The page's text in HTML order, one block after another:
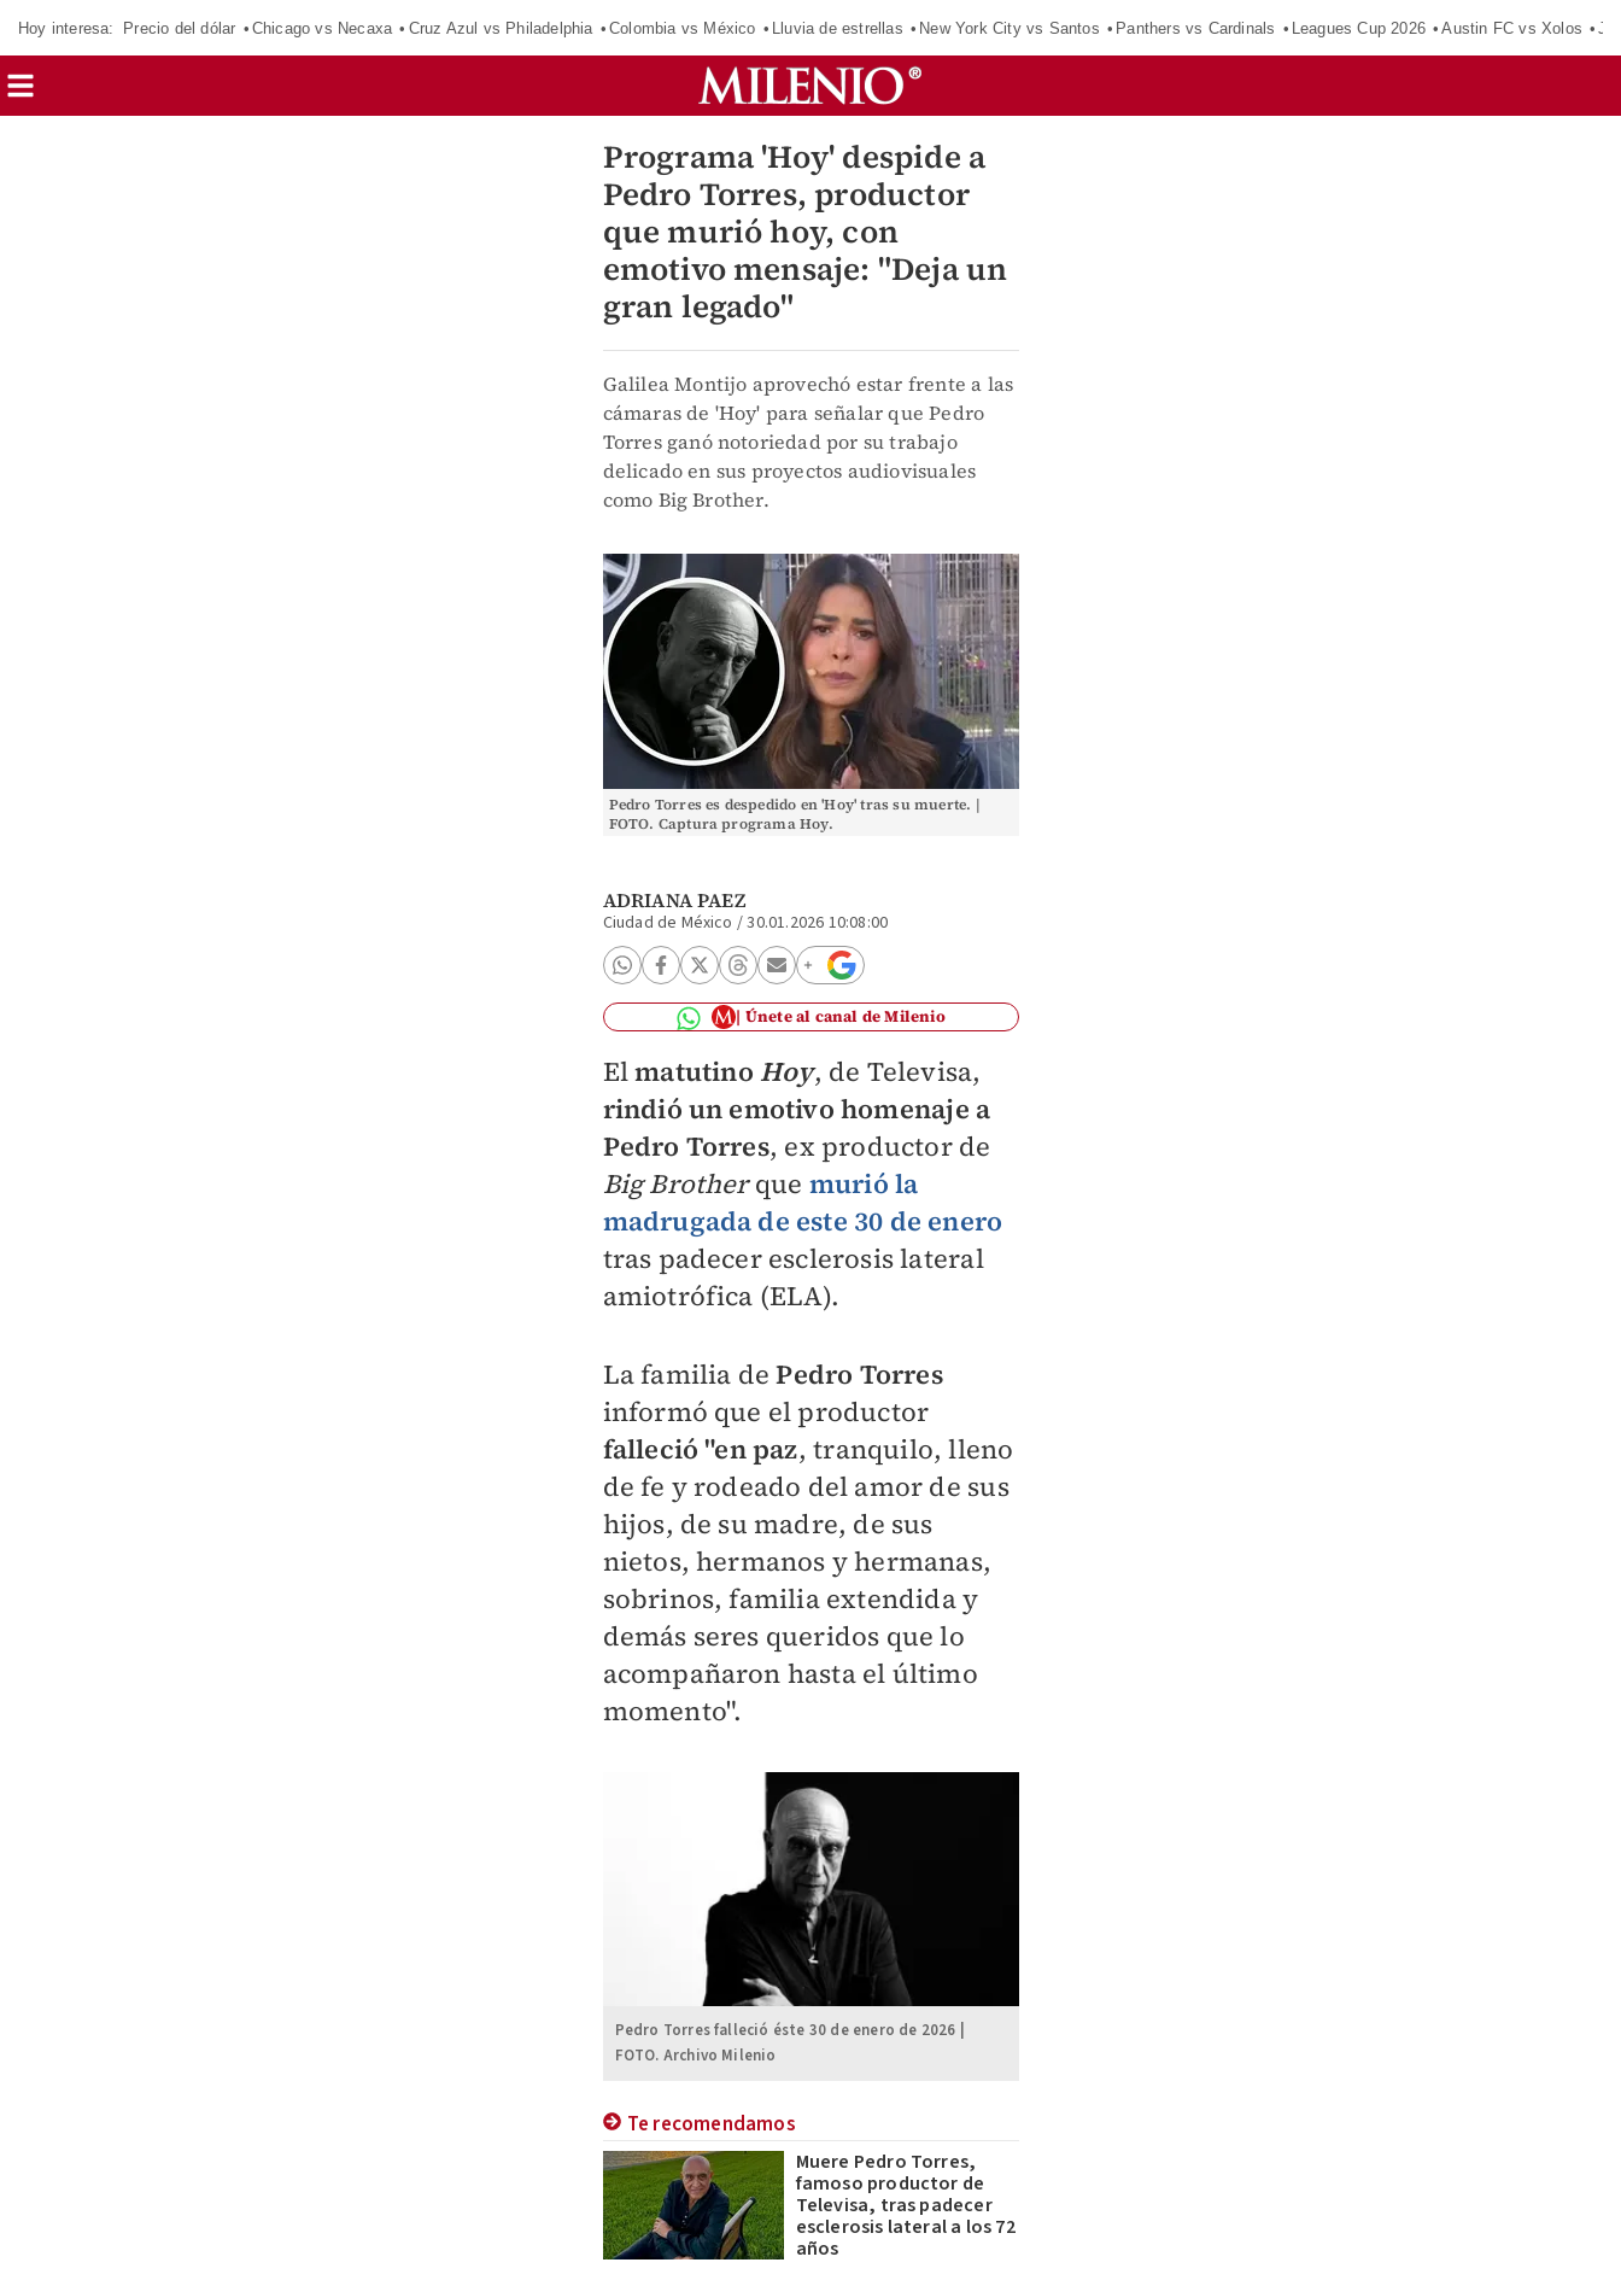
Hoy interesa: Precio del dólar Chicago vs Necaxa Cruz Azul vs Philadelphia Colombia vs México Lluvia de estrellas New York City vs Santos Panthers vs Cardinals Leagues Cup 2026 Austin FC vs Xolos
Programa 'Hoy' despide a
Pedro Torres, productor
que murió hoy, con
emotivo mensaje: "Deja un
gran legado"
Galilea Montijo aprovechó estar frente a las
cámaras de 'Hoy' para señalar que Pedro
Torres ganó notoriedad por su trabajo
delicado en sus proyectos audiovisuales
como Big Brother.
Pedro Torres es despedido en 'Hoy' tras su muerte. |
FOTO. Captura programa Hoy.
ADRIANA PAEZ
Ciudad de México /30.01.2026 10:08:00
Únete al canal de Milenio
Elmatutino Hoy, de Televisa,
rindió un emotivo homenaje a
Pedro Torres, ex productor de
Big Brotherque murió la
madrugada de este 30 de enero
tras padecer esclerosis lateral
amiotrófica (ELA).
La familia dePedro Torres
informó que el productor
falleció "en paz, tranquilo, lleno
de fe y rodeado del amor de sus
hijos, de su madre, de sus
nietos, hermanos y hermanas,
sobrinos, familia extendida y
demás seres queridos que lo
acompañaron hasta el último
momento".
Pedro Torres falleció éste 30 de enero de 2026 |
FOTO. Archivo Milenio
Te recomendamos
Muere Pedro Torres,
famoso productor de
Televisa, tras padecer
esclerosis lateral a los 72
años